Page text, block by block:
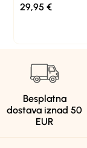
29,95€
Besplatna
dostava iznad 50
EUR